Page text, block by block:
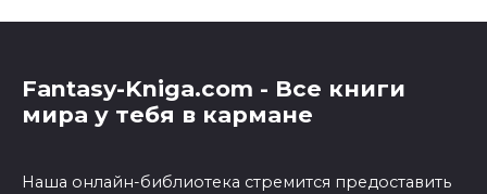
Fantasy-Kniga.com - Все книги
мира у тебя в кармане
Наша онлайн-библиотека стремится предоставить